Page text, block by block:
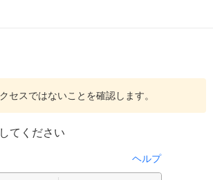
セスではないことを確認します。
てください
ヘルプ